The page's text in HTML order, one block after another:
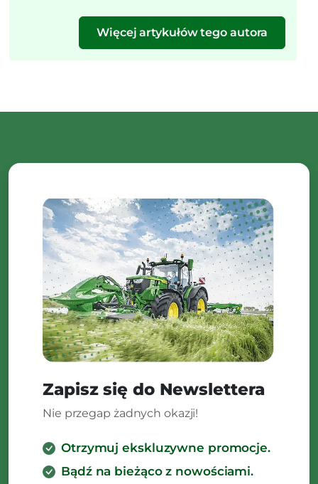
Więcej artykułów tego autora
Zapisz się do Newslettera
Nie przegap żadnych okazji!
Otrzymuj ekskluzywne promocje.
Bądź na bieżąco z nowościami.